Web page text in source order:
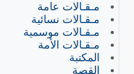
مـقـالات عامة
مـقـالات نسائية
مـقـالات موسمية
مـقـالات الأمة
المكتبة
القصة